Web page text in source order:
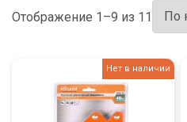
Отображение 1–9 из 11
Нет в наличии